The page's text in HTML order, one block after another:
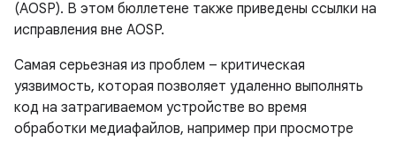
(AOSP). В этом бюллетене также приведены ссылки на
исправления вне AOSP.
Самая серьезная из проблем – критическая
уязвимость, которая позволяет удаленно выполнять
код на затрагиваемом устройстве во время
обработки медиафайлов, например при просмотре